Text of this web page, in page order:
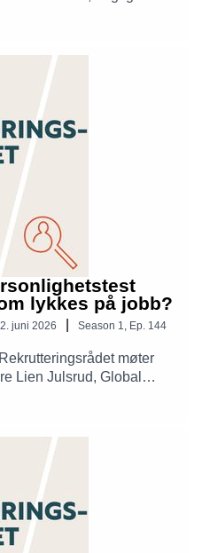
som i over 20 år har
å bygge og måle
enn fine verdiord,
og turnover, og
lykkes på jobb?
juni 2026 Season 1, Ep. 144
møter
Lien Julsrud, Global
Sammen tar de et
personlighetstester,
både før og etter